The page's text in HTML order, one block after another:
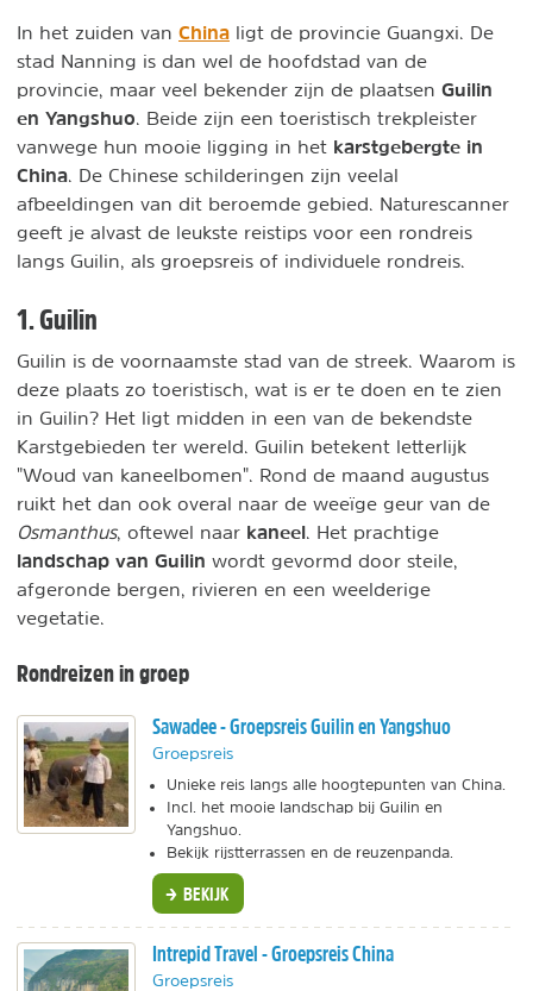
In het zuiden van China ligt de provincie Guangxi. De
stad Nanning is dan wel de hoofdstad van de
provincie, maar veel bekender zijn de plaatsen Guilin
en Yangshuo . Beide zijn een toeristisch trekpleister
vanwege hun mooie ligging in het karstgebergte in
China . De Chinese schilderingen zijn veelal
afbeeldingen van dit beroemde gebied. Naturescanner
geeft je alvast de leukste reistips voor een rondreis
langs Guilin, als groepsreis of individuele rondreis.
1. Guilin
Guilin is de voornaamste stad van de streek. Waarom is
deze plaats zo toeristisch, wat is er te doen en te zien
in Guilin? Het ligt midden in een van de bekendste
Karstgebieden ter wereld. Guilin betekent letterlijk
"Woud van kaneelbomen". Rond de maand augustus
ruikt het dan ook overal naar de weeïge geur van de
Osmanthus, oftewel naar kaneel . Het prachtige
landschap van Guilin wordt gevormd door steile,
afgeronde bergen, rivieren en een weelderige
vegetatie.
Rondreizen in groep
Sawadee - Groepsreis Guilin en Yangshuo
Groepsreis
Unieke reis langs alle hoogtepunten van China.
Incl. het mooie landschap bij Guilin en
Yangshuo.
Bekijk rijstterrassen en de reuzenpanda.
BEKIJK
Intrepid Travel - Groepsreis China
Groepsreis